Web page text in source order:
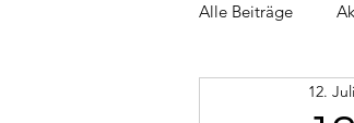
Alle Beiträge
Einsätze 2024
12.